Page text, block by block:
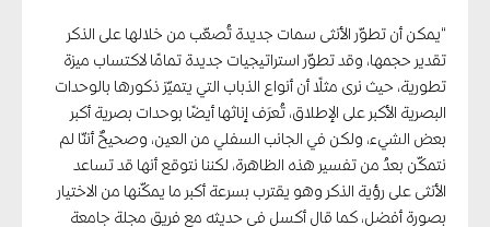
“يمكن أن تطوّر الأنثى سمات جديدة تُصعّب من خلالها على الذكر
تقدير حجمها، وقد تطوّر استراتيجيات جديدة تمامًا لاكتساب ميزة
تطورية، حيث نرى مثلًا أن أنواع الذباب التي يتميّز ذكورها بالوحدات
البصرية الأكبر على الإطلاق، تُعرَف إناثها أيضًا بوحدات بصرية أكبر
بعض الشيء، ولكن في الجانب السفلي من العين، وصحيحٌ أننّا لم
نتمكّن بعدُ من تفسير هذه الظاهرة، لكننا نتوقع أنها قد تساعد
الأنثى على رؤية الذكر وهو يقترب بسرعة أكبر ما يمكّنها من الاختيار
بصورة أفضل، كما قال أكسل في حديثه مع فريق مجلة جامعة